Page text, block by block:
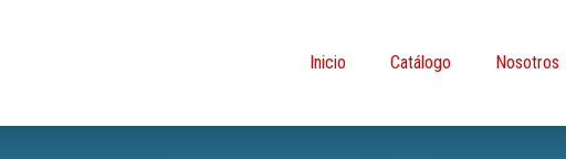
Inicio Catálogo Nosotros